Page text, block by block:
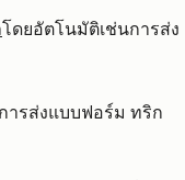
โดยอัตโนมัติเช่นการส่ง
ารส่งแบบฟอร์ม ทริก